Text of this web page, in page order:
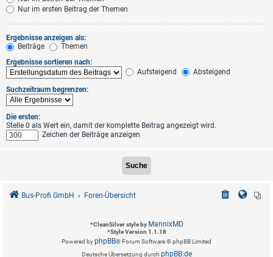
Nur im ersten Beitrag der Themen
Ergebnisse anzeigen als:
Beiträge
Themen
Ergebnisse sortieren nach:
Aufsteigend
Absteigend
Suchzeitraum begrenzen:
Die ersten:
Stelle 0 als Wert ein, damit der komplette Beitrag angezeigt wird.
Zeichen der Beiträge anzeigen
Bus-Profi GmbH Foren-Übersicht
*CleanSilver style by MannixMD
*Style Version 1.1.18
Powered byphpBB® Forum Software © phpBB Limited
Deutsche Übersetzung durch phpBB.de